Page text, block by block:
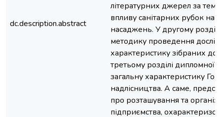
dc.description.abstract
літературних джерел за
впливу санітарних рубок на
насаджень. У другому
методику проведення
характеристику зібраних
третьому розділі дипломної
загальну характеристику
надлісництва. А саме,
про розташування та
підприємства,